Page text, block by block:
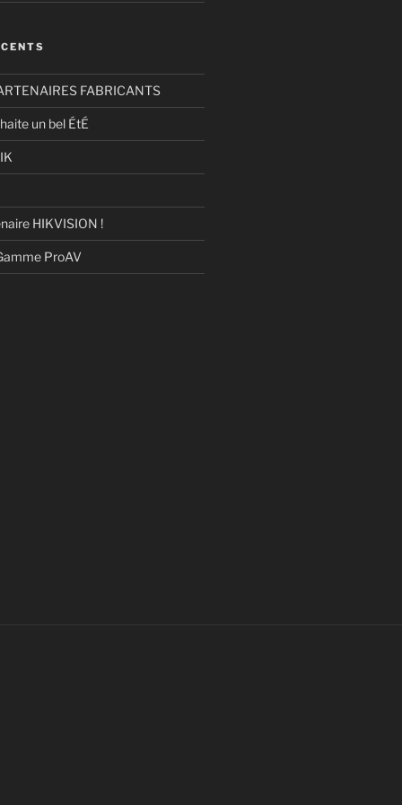
FABRICANTS
un bel ÉtÉ
HIKVISION !
ProAV